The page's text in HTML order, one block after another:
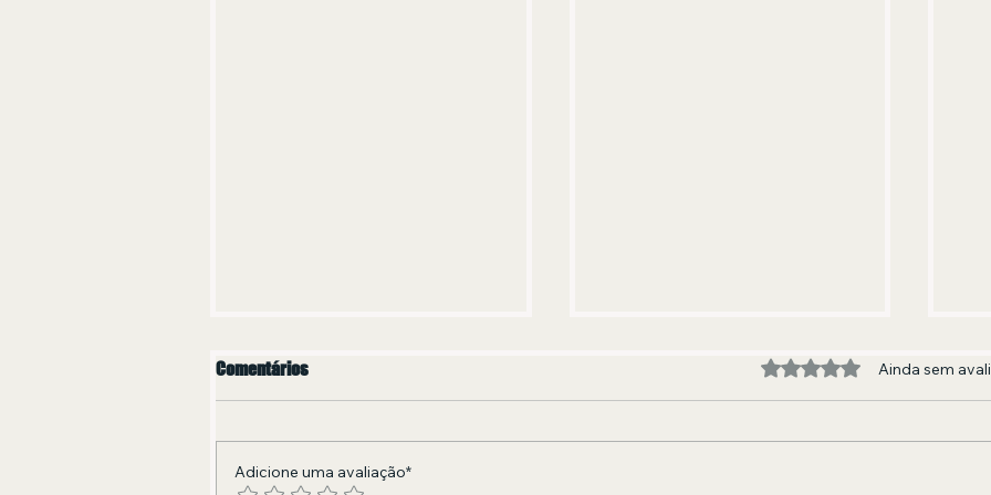
Comentários Avaliado com 0 de 5
Ainda sem
Adicione uma avaliação*